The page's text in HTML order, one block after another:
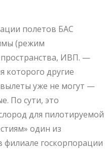
полетов БАС
(режим
ИВП. —
которого другие
уже не могут —
По сути, это
для пилотируемой
один из
госкорпорации